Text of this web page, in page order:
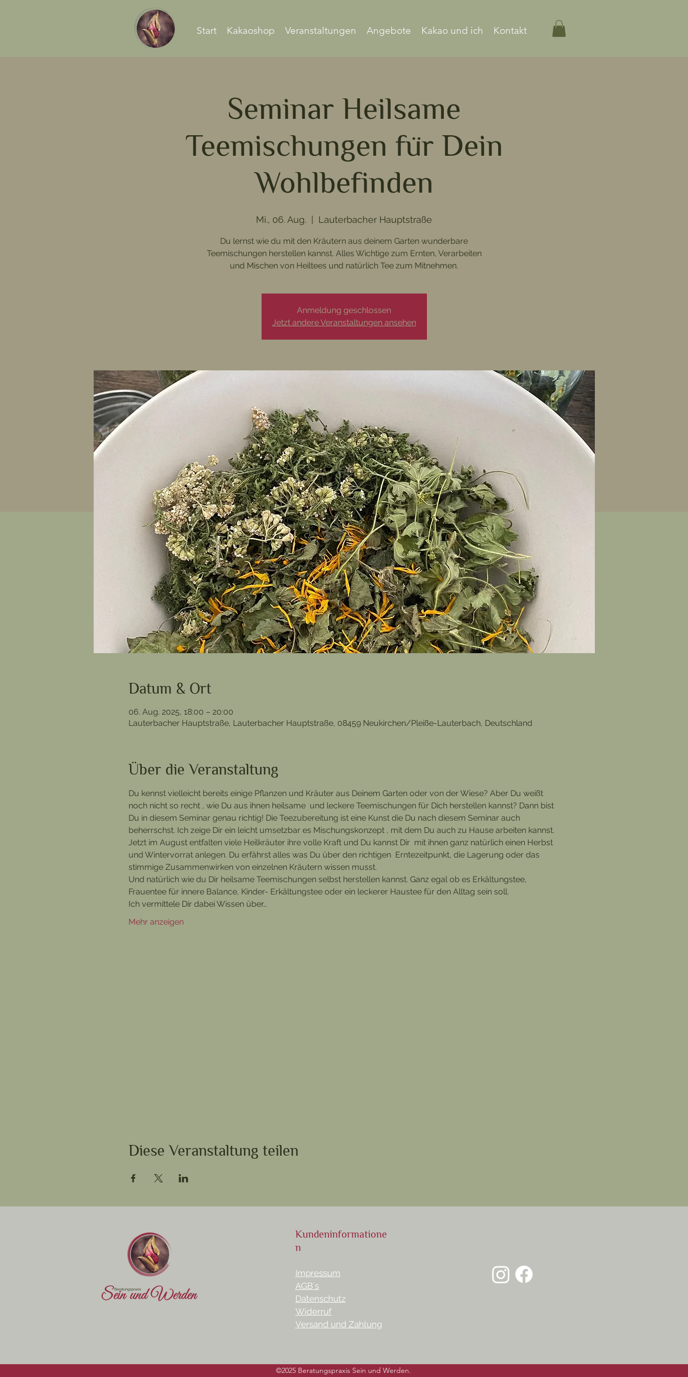
Start Kakaoshop Veranstaltungen Angebote Kakao und ich Kontakt
Seminar Heilsame
Teemischungen für Dein
Wohlbefinden
Mi., 06. Aug. Lauterbacher Hauptstraße
Du lernst wie du mit den Kräutern aus deinem Garten wunderbare
Teemischungen herstellen kannst. Alles Wichtige zum Ernten, Verarbeiten
und Mischen von Heiltees und natürlich Tee zum Mitnehmen.
Anmeldung geschlossen
Jetzt andere Veranstaltungen ansehen
Datum & Ort
06. Aug. 2025, 18:00 – 20:00
Lauterbacher Hauptstraße, Lauterbacher Hauptstraße, 08459 Neukirchen/Pleiße-Lauterbach, Deutschland
Über die Veranstaltung
Du kennst vielleicht bereits einige Pflanzen und Kräuter aus Deinem Garten oder von der Wiese? Aber Du weißt
noch nicht so recht , wie Du aus ihnen heilsame  und leckere Teemischungen für Dich herstellen kannst? Dann bist
Du in diesem Seminar genau richtig! Die Teezubereitung ist eine Kunst die Du nach diesem Seminar auch
beherrschst. Ich zeige Dir ein leicht umsetzbar es Mischungskonzept , mit dem Du auch zu Hause arbeiten kannst.
Jetzt im August entfalten viele Heilkräuter ihre volle Kraft und Du kannst Dir  mit ihnen ganz natürlich einen Herbst
und Wintervorrat anlegen. Du erfährst alles was Du über den richtigen  Erntezeitpunkt, die Lagerung oder das
stimmige Zusammenwirken von einzelnen Kräutern wissen musst.
Und natürlich wie du Dir heilsame Teemischungen selbst herstellen kannst. Ganz egal ob es Erkältungstee,
Frauentee für innere Balance, Kinder- Erkältungstee oder ein leckerer Haustee für den Alltag sein soll.
Ich vermittele Dir dabei Wissen über…
Mehr anzeigen
Diese Veranstaltung teilen
©2025 Beratungspraxis Sein und Werden.
Kundeninformatione
n
Impressum
AGB´s
Datenschutz
Widerruf
Versand und Zahlung